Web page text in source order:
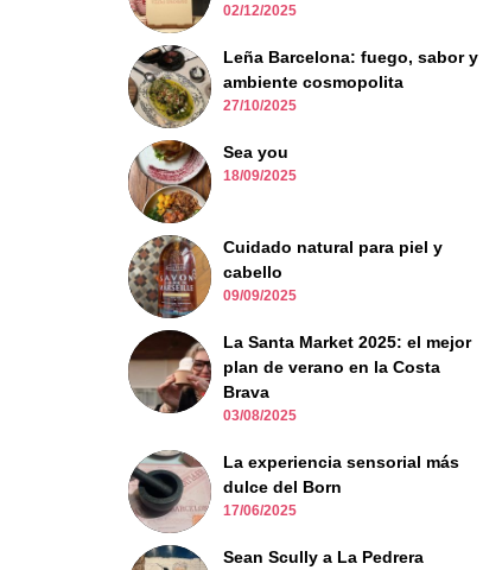
02/12/2025
Leña Barcelona: fuego, sabor y
ambiente cosmopolita
27/10/2025
Sea you
18/09/2025
Cuidado natural para piel y
cabello
09/09/2025
La Santa Market 2025: el mejor
plan de verano en la Costa
Brava
03/08/2025
La experiencia sensorial más
dulce del Born
17/06/2025
Sean Scully a La Pedrera